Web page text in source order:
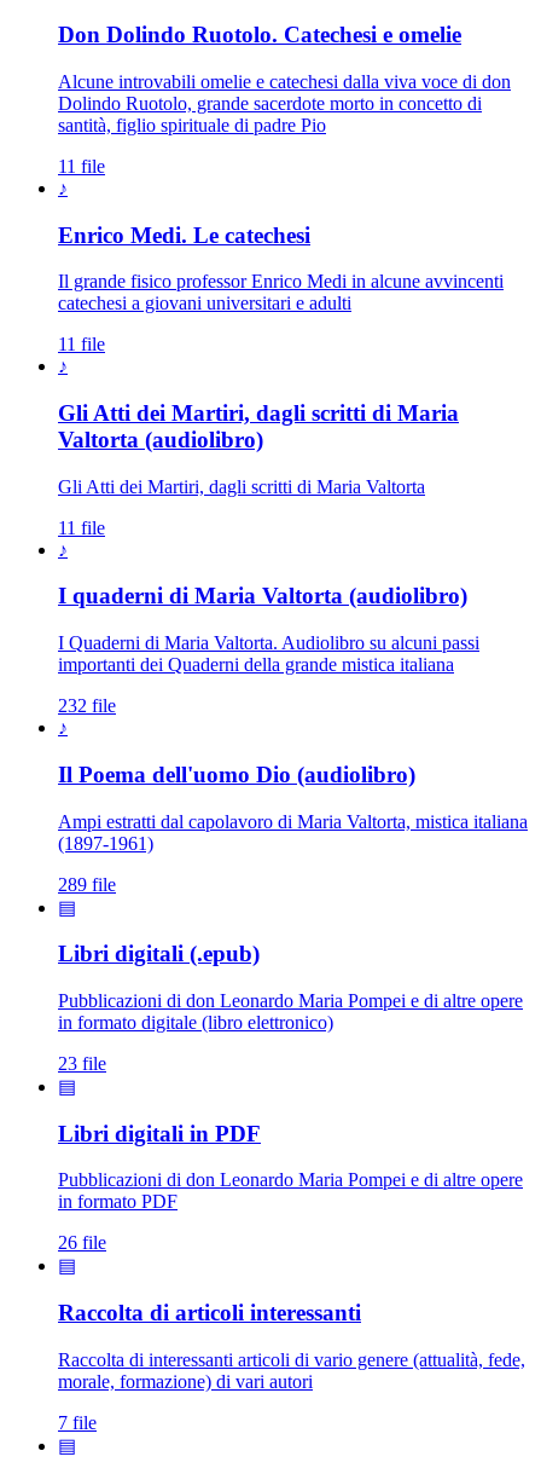
Don Dolindo Ruotolo. Catechesi e omelie
Alcune introvabili omelie e catechesi dalla viva voce di don
Dolindo Ruotolo, grande sacerdote morto in concetto di
santità, figlio spirituale di padre Pio
11 file
♪
Enrico Medi. Le catechesi
Il grande fisico professor Enrico Medi in alcune avvincenti
catechesi a giovani universitari e adulti
11 file
♪
Gli Atti dei Martiri, dagli scritti di Maria
Valtorta (audiolibro)
Gli Atti dei Martiri, dagli scritti di Maria Valtorta
11 file
♪
I quaderni di Maria Valtorta (audiolibro)
I Quaderni di Maria Valtorta. Audiolibro su alcuni passi
importanti dei Quaderni della grande mistica italiana
232 file
♪
Il Poema dell'uomo Dio (audiolibro)
Ampi estratti dal capolavoro di Maria Valtorta, mistica italiana
(1897-1961)
289 file
▤
Libri digitali (.epub)
Pubblicazioni di don Leonardo Maria Pompei e di altre opere
in formato digitale (libro elettronico)
23 file
▤
Libri digitali in PDF
Pubblicazioni di don Leonardo Maria Pompei e di altre opere
in formato PDF
26 file
▤
Raccolta di articoli interessanti
Raccolta di interessanti articoli di vario genere (attualità, fede,
morale, formazione) di vari autori
7 file
▤